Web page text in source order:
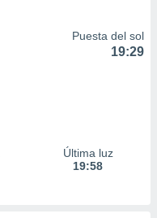
Puesta del sol
19:29
Última luz
19:58